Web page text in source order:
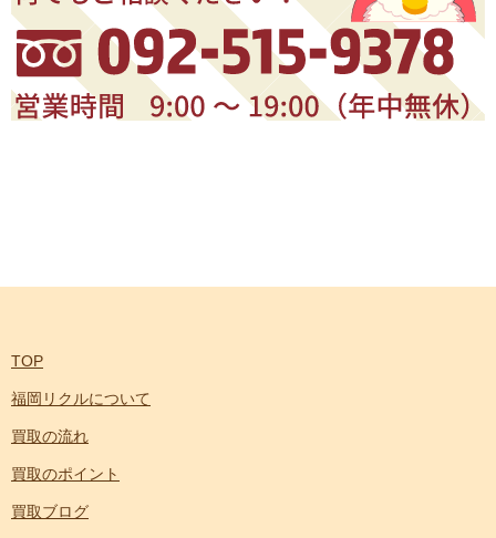
TOP
福岡リクルについて
買取の流れ
買取のポイント
買取ブログ